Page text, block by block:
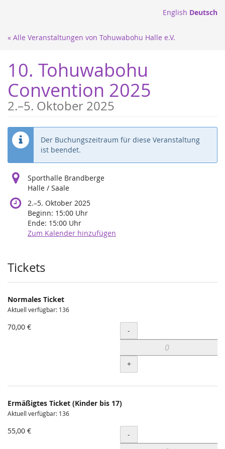
springen
English Deutsch
« Alle Veranstaltungen von Tohuwabohu Halle e.V.
10. Tohuwabohu
Convention 2025
2.–bis
5. Oktober 2025
Der Buchungszeitraum für diese Veranstaltung
ist beendet.
Sporthalle Brandberge
Halle / Saale
2.–bis
5. Oktober 2025
Beginn: 15:00 Uhr
Ende: 15:00 Uhr
Zum Kalender hinzufügen
Produkte
Tickets
Normales Ticket
Aktuell verfügbar: 136
70,00 € Menge
-
+
Ermäßigtes Ticket (Kinder bis 17)
Aktuell verfügbar: 136
55,00 € Menge
-